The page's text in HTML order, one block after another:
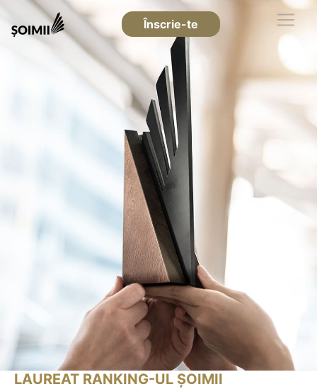
Înscrie-te
LAUREAT RANKING-UL ȘOIMII